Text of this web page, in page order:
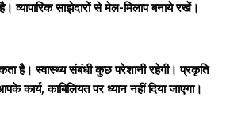
साझेदारों से मेल-मिलाप बनाये रखें।
है। स्वास्थ्य संबंधी कुछ परेशानी रहेगी। प्रकृति
काबिलियत पर ध्यान नहीं दिया जाएगा।